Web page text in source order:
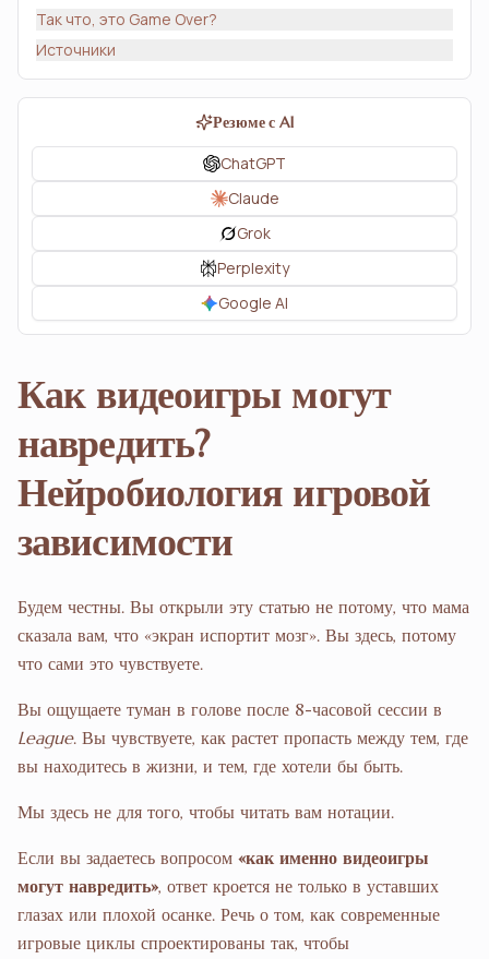
Так что, это Game Over?
Источники
Резюме с AI
ChatGPT
Claude
Grok
Perplexity
Google AI
Как видеоигры могут
навредить?
Нейробиология игровой
зависимости
Будем честны. Вы открыли эту статью не потому, что мама
сказала вам, что «экран испортит мозг». Вы здесь, потому
что сами это чувствуете.
Вы ощущаете туман в голове после 8-часовой сессии в
League. Вы чувствуете, как растет пропасть между тем, где
вы находитесь в жизни, и тем, где хотели бы быть.
Мы здесь не для того, чтобы читать вам нотации.
Если вы задаетесь вопросом «как именно видеоигры
могут навредить», ответ кроется не только в уставших
глазах или плохой осанке. Речь о том, как современные
игровые циклы спроектированы так, чтобы